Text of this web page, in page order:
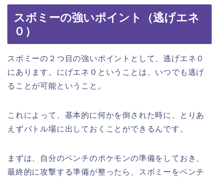
スボミーの強いポイント（逃げエネ
０）
スボミーの２つ目の強いポイントとして、逃げエネ０
にあります。にげエネ０ということは、いつでも逃げ
ることが可能ということ。
これによって、基本的に何かを倒された時に、とりあ
えずバトル場に出しておくことができるんです。
まずは、自分のベンチのポケモンの準備をしておき、
最終的に攻撃する準備が整ったら、スボミーをベンチ